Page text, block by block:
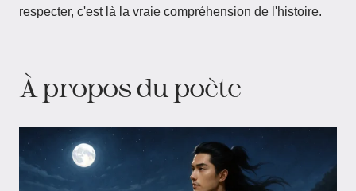
respecter, c'est là la vraie compréhension de l'histoire.
À propos du poète